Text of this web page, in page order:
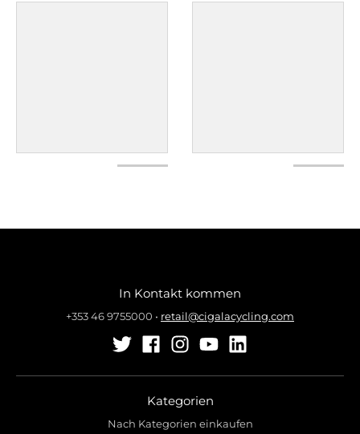
In Kontakt kommen
+353 46 9755000 • retail@cigalacycling.com
Kategorien
Nach Kategorien einkaufen